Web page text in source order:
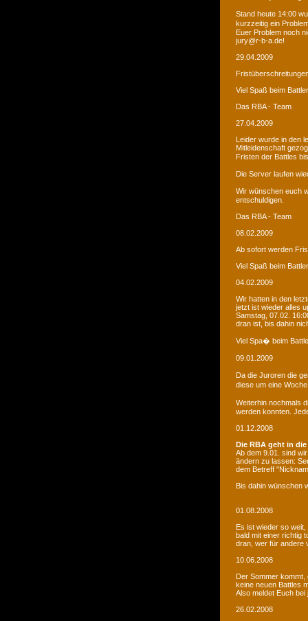
Stand heute 14:00
kurzzeitig ein
Euer Problem noch
jury@r-b-a.de!
29.04.2009
Viel Spaß beim
Das RBA - Team
27.04.2009
Leider wurde in den
Mitleidenschaft
Fristen der Battles
Die Server laufen
Wir wünschen euch
entschuldigen.
Das RBA - Team
08.02.2009
Ab sofort werden
Viel Spaß beim
04.02.2009
Wir hatten in den
jetzt ist wieder alles
Samstag, 07.02.
dran ist, bis dahin
Viel Spa� beim
09.01.2009
Da die Juroren die
diese um eine
Weiterhin nochmals
werden konnten.
01.12.2008
Die RBA geht in
Ab dem 9.01. sind
ändern zu lassen:
dem Betreff
Bis dahin wünschen
01.08.2008
Es ist wieder so weit,
bald mit einer richtig
dran, wer für andere
10.06.2008
Der Sommer kommt,
keine neuen Battles
Also meldet Euch
26.02.2008